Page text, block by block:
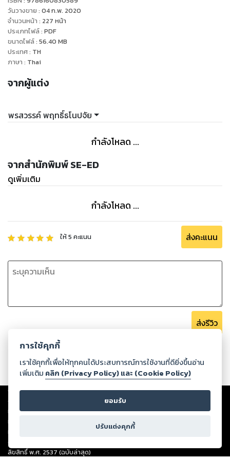
มหาวิทยาลัย เป็นสูตรอาหารไทย ที่มีคุณค่าทางอาหาร แต่ให้
พลังงานต่ำ เพื่อทำให้ระดับน้ำตาลในเลือดและน้ำหนักตัวลดลง
โดยในเล่มได้อธิบายส่วนประกอบ และวิธีทำอย่างละเอียด เข้าใจ
ง่าย พร้อมวิธีจัดจานให้น่าทาน ตลอดจนรวบรวมเคล็ดลับพิชิตเบา
หวานที่ได้ผล
วันวางขาย : 04 ก.พ. 2020
จำนวนหน้า : 227 หน้า
ประเภทไฟล์: PDF
ขนาดไฟล์: 56.40 MB
ประเทศ: TH
ภาษา : Thai
จากผู้แต่ง
พรสวรรค์ พฤทธิ์ธโนปจัย
กำลังโหลด ...
จากสำนักพิมพ์ SE-ED
ดูเพิ่มเติม
กำลังโหลด ...
ให้5 คะแนน ส่งคะแนน
ส่งรีวิว
Copyright ©2026Storylog Co., Ltd. - สตอรี่ล็อกขอสงวนสิทธิ์ไม่รับผิดชอบ
ต่อผลงานหรือเนื้อหาใดที่อัปโหลดผ่านเว็บไซต์และปรากฏว่าละเมิดสิทธิใน
ทรัพย์สินทางปัญญาของบุคคลอื่นหรือขัดต่อกฎหมายและศีลธรรม ดังนั้น ผู้อ่าน
ทุกท่านโปรดใช้วิจารณญาณในการกลั่นกรองด้วยตนเอง และหากท่านพบว่าส่วน
หนึ่งส่วนใดขัดต่อกฎหมายและศีลธรรม กรุณาแจ้งมายังบริษัท เพื่อทีมงานจะได้
ดำเนินการในทันที ทั้งนี้ ทางสตอรี่ล็อกขอสงวนลิขสิทธิ์ตามพระราชบัญญัติ
ลิขสิทธิ์ พ.ศ. 2537 (ฉบับล่าสุด)
การใช้คุกกี้
เราใช้คุกกี้เพื่อให้ทุกคนได้ประสบการณ์การใช้งานที่ดียิ่งขึ้นอ่าน
เพิ่มเติม คลิก (Privacy Policy) และ (Cookie Policy)
ยอมรับ
ปรับแต่งคุกกี้